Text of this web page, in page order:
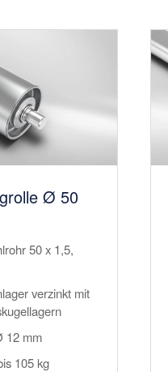
Ø 50
50 x 1,5,
verzinkt mit
12 mm
105 kg